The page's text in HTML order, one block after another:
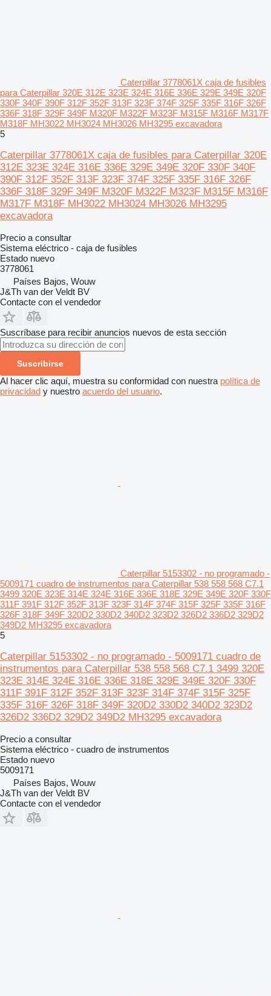
Caterpillar 3778061X caja de fusibles
para Caterpillar 320E 312E 323E 324E 316E 336E 329E 349E 320F
330F 340F 390F 312F 352F 313F 323F 374F 325F 335F 316F 326F
336F 318F 329F 349F M320F M322F M323F M315F M316F M317F
M318F MH3022 MH3024 MH3026 MH3295 excavadora
5
Caterpillar 3778061X caja de fusibles para Caterpillar 320E
312E 323E 324E 316E 336E 329E 349E 320F 330F 340F
390F 312F 352F 313F 323F 374F 325F 335F 316F 326F
336F 318F 329F 349F M320F M322F M323F M315F M316F
M317F M318F MH3022 MH3024 MH3026 MH3295
excavadora
Precio a consultar
Sistema eléctrico - caja de fusibles
Estado nuevo
3778061
Países Bajos, Wouw
J&Th van der Veldt BV
Contacte con el vendedor
Suscríbase para recibir anuncios nuevos de esta sección
Suscribirse
Al hacer clic aquí, muestra su conformidad con nuestra política de
privacidad y nuestro acuerdo del usuario.
Caterpillar 5153302 - no programado -
5009171 cuadro de instrumentos para Caterpillar 538 558 568 C7.1
3499 320E 323E 314E 324E 316E 336E 318E 329E 349E 320F 330F
311F 391F 312F 352F 313F 323F 314F 374F 315F 325F 335F 316F
326F 318F 349F 320D2 330D2 340D2 323D2 326D2 336D2 329D2
349D2 MH3295 excavadora
5
Caterpillar 5153302 - no programado - 5009171 cuadro de
instrumentos para Caterpillar 538 558 568 C7.1 3499 320E
323E 314E 324E 316E 336E 318E 329E 349E 320F 330F
311F 391F 312F 352F 313F 323F 314F 374F 315F 325F
335F 316F 326F 318F 349F 320D2 330D2 340D2 323D2
326D2 336D2 329D2 349D2 MH3295 excavadora
Precio a consultar
Sistema eléctrico - cuadro de instrumentos
Estado nuevo
5009171
Países Bajos, Wouw
J&Th van der Veldt BV
Contacte con el vendedor